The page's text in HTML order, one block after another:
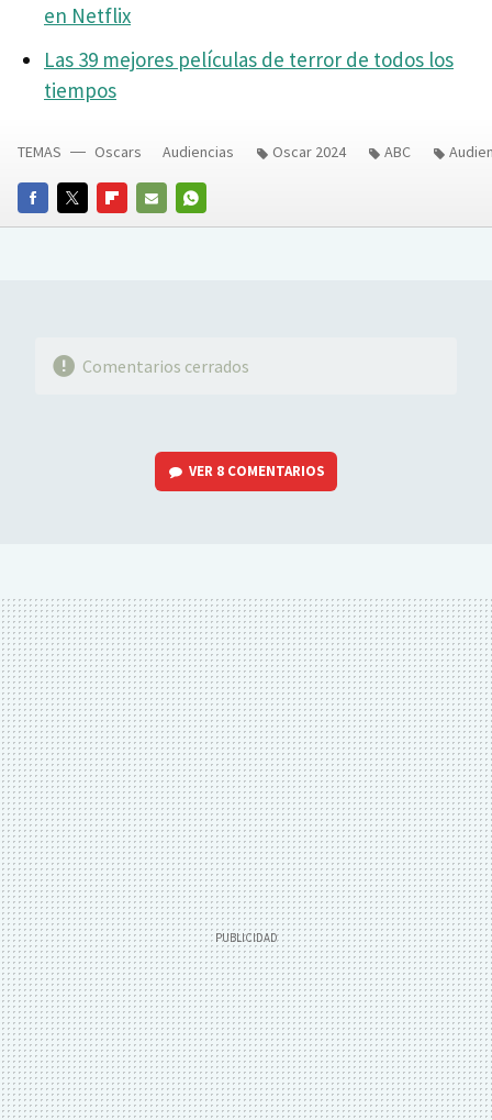
en Netflix
Las 39 mejores películas de terror de todos los
tiempos
FACEBOOKTWITTERFLIPBOARD
E-
WHATSAPP
TEMAS Oscars Audiencias Oscar 2024 ABC
Comentarios cerrados
VER 8 COMENTARIOS